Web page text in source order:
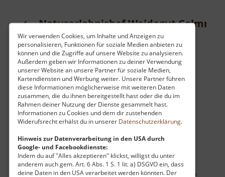
Wir verwenden Cookies, um Inhalte und Anzeigen zu
personalisieren, Funktionen für soziale Medien anbieten zu
können und die Zugriffe auf unsere Website zu analysieren.
Außerdem geben wir Informationen zu deiner Verwendung
unserer Website an unsere Partner für soziale Medien,
Kartendiensten und Werbung weiter. Unsere Partner führen
diese Informationen möglicherweise mit weiteren Daten
zusammen, die du ihnen bereitgestellt hast oder die du im
Rahmen deiner Nutzung der Dienste gesammelt hast.
Informationen zu Cookies und dem dir zustehenden
Widerufsrecht erhälst du in unserer Datenschutzerklärung.
Hinweis zur Datenverarbeitung in den USA durch
Google- und Facebookdienste:
Indem du auf "Alles akzeptieren" klickst, willigst du unter
anderem auch gem. Art. 6 Abs. 1 S. 1 lit. a) DSGVO ein, dass
deine Daten in den USA verarbeitet werden könnten. Der
Naturerlebnishof Weidegut Colmnitz
Osterzgebirge
aktuell vom 01.06.2024 / Zugriffe: 18497
48 km vom aktuellen Standort
Inmitten wundervoller Natur am Südrand des
Tharandter Waldes befindet sich das Dorf
Colmnitz. Eins als Waldhufendorf gegründet,
prägen weite Wiesen und Äcker das
Landschaftsbild. Einer dieser alten Höfe wurde